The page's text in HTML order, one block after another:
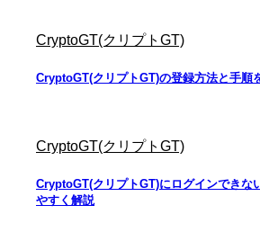
CryptoGT(クリプトGT)
CryptoGT(クリプトGT)の登録方法と手順
CryptoGT(クリプトGT)
CryptoGT(クリプトGT)にログインできな
やすく解説